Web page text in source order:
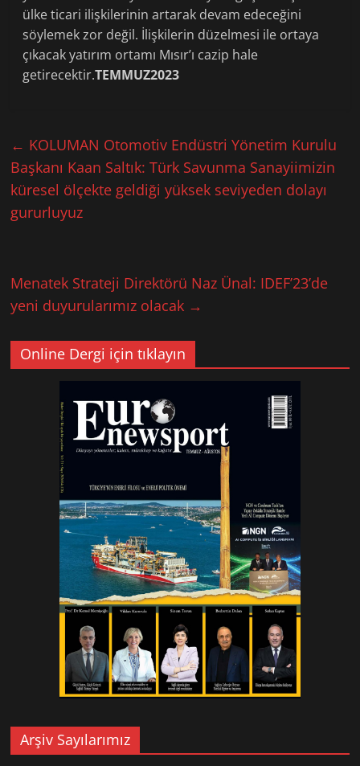
ülke ticari ilişkilerinin artarak devam edeceğini
söylemek zor değil. İlişkilerin düzelmesi ile ortaya
çıkacak yatırım ortamı Mısır’ı cazip hale
getirecektir.TEMMUZ2023
← KOLUMAN Otomotiv Endüstri Yönetim Kurulu
Başkanı Kaan Saltık: Türk Savunma Sanayiimizin
küresel ölçekte geldiği yüksek seviyeden dolayı
gururluyuz
Menatek Strateji Direktörü Naz Ünal: IDEF’23’de
yeni duyurularımız olacak →
Online Dergi için tıklayın
Arşiv Sayılarımız